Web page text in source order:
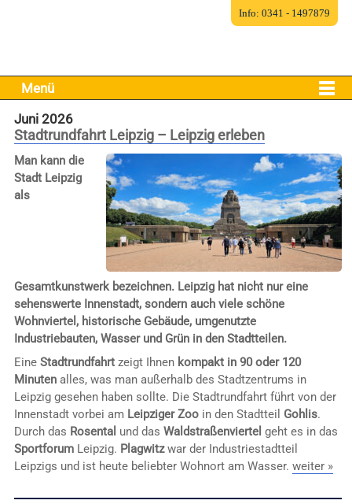
Menü
Juni 2026
Stadtrundfahrt Leipzig – Leipzig erleben
Man kann die
Stadt Leipzig
als
Gesamtkunstwerk bezeichnen. Leipzig hat nicht nur eine
sehenswerte Innenstadt, sondern auch viele schöne
Wohnviertel, historische Gebäude, umgenutzte
Industriebauten, Wasser und Grün in den Stadtteilen.
Eine Stadtrundfahrtzeigt Ihnen kompakt in 90 oder 120
Minutenalles, was man außerhalb des Stadtzentrums in
Leipzig gesehen haben sollte. Die Stadtrundfahrt führt von der
Innenstadt vorbei am Leipziger Zooin den Stadtteil Gohlis.
Durch das Rosental und das Waldstraßenviertel geht es in das
SportforumLeipzig. Plagwitzwar der Industriestadtteil
Leipzigs und ist heute beliebter Wohnort am Wasser. weiter »
Info: 0341 - 1497879